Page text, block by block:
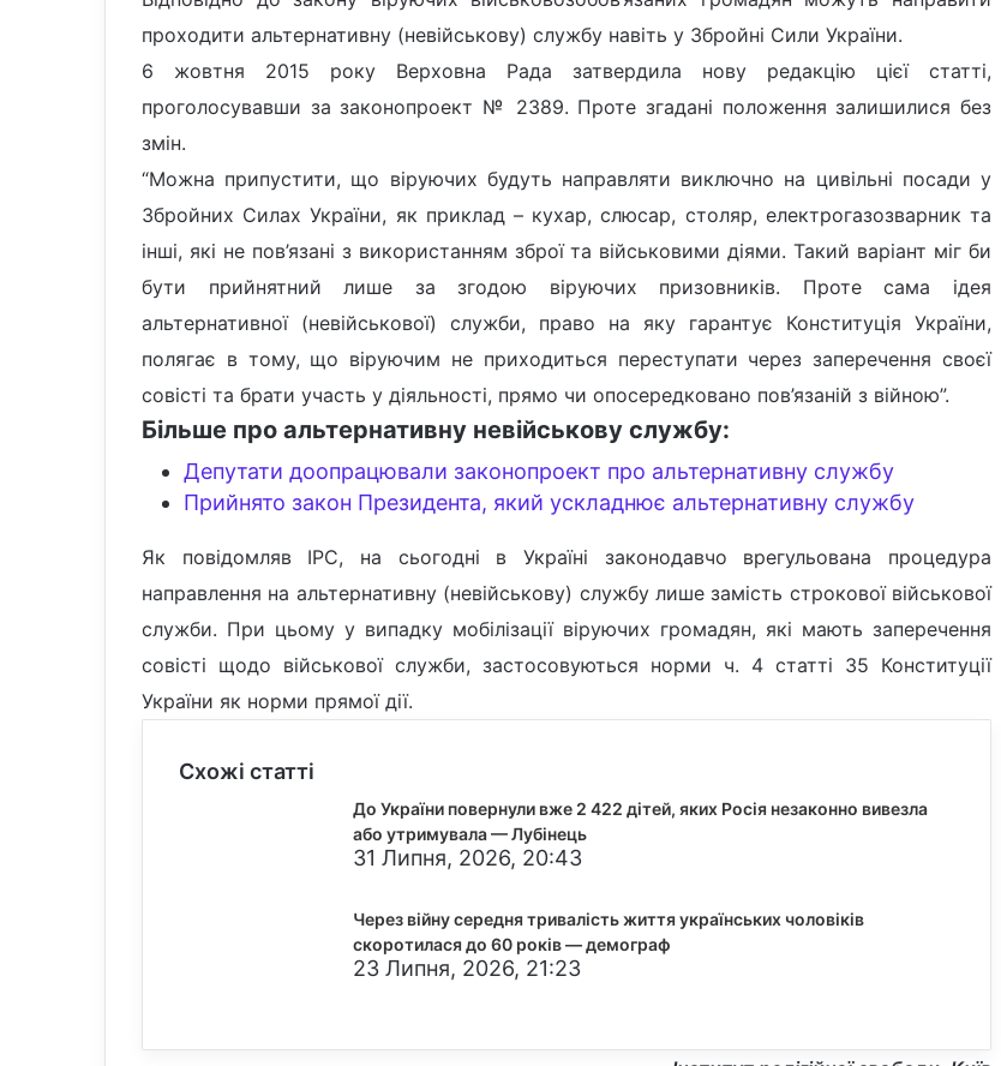
проходити альтернативну (невійськову) службу навіть у Збройні Сили України.
6 жовтня 2015 року Верховна Рада затвердила нову редакцію цієї статті,
проголосувавши за законопроект № 2389. Проте згадані положення залишилися без
змін.
“Можна припустити, що віруючих будуть направляти виключно на цивільні посади у
Збройних Силах України, як приклад – кухар, слюсар, столяр, електрогазозварник та
інші, які не пов’язані з використанням зброї та військовими діями. Такий варіант міг би
бути прийнятний лише за згодою віруючих призовників. Проте сама ідея
альтернативної (невійськової) служби, право на яку гарантує Конституція України,
полягає в тому, що віруючим не приходиться переступати через заперечення своєї
совісті та брати участь у діяльності, прямо чи опосередковано пов’язаній з війною”.
Більше про альтернативну невійськову службу:
Депутати доопрацювали законопроект про альтернативну службу
Прийнято закон Президента, який ускладнює альтернативну службу
Як повідомляв ІРС, на сьогодні в Україні законодавчо врегульована процедура
направлення на альтернативну (невійськову) службу лише замість строкової військової
служби. При цьому у випадку мобілізації віруючих громадян, які мають заперечення
совісті щодо військової служби, застосовуються норми ч. 4 статті 35 Конституції
України як норми прямої дії.
Схожі статті
До України повернули вже 2 422 дітей, яких Росія незаконно вивезла
або утримувала — Лубінець
31 Липня, 2026, 20:43
Через війну середня тривалість життя українських чоловіків
скоротилася до 60 років — демограф
23 Липня, 2026, 21:23